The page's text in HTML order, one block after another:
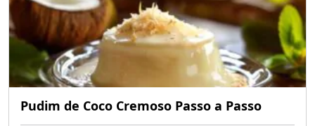
Pudim de Coco Cremoso Passo a Passo